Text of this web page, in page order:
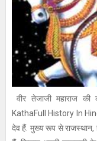
वीर तेजाजी महाराज
KathaFull History In
देव हैं. मुख्य रूप से